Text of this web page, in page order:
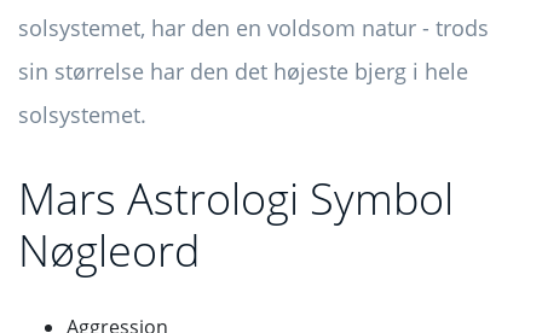
solsystemet, har den en voldsom natur - trods
sin størrelse har den det højeste bjerg i hele
solsystemet.
Mars Astrologi Symbol
Nøgleord
Aggression